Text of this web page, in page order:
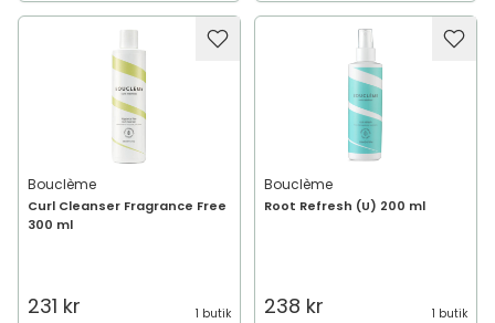
Bouclème
Curl Cleanser Fragrance Free
300 ml
231 kr 1 butik
Bouclème
Root Refresh (U) 200 ml
238 kr 1 butik